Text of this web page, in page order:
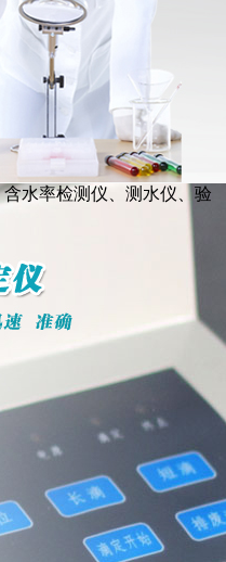
水率检测仪、测水仪、验